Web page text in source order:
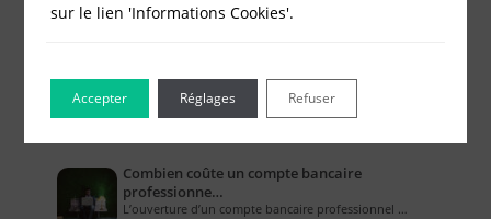
Combien coûte un compte bancaire
professionne…
L’ouverture d’un compte bancaire professionnel …
sur le lien 'Informations Cookies'.
Accepter Refuser
Réglages